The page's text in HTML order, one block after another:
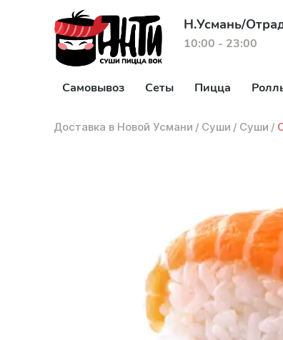
Н.Усмань/
10:00 - 23:00
Самовывоз Сеты Пицца
Доставка в Новой Усмани / Суши / Суши /